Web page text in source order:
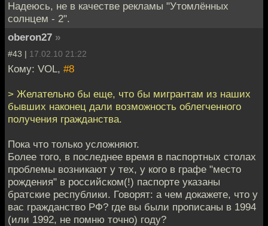
Надеюсь, не в качестве рекламы "Утомлённых
солнцем - 2".
oberon27 »
#43 | 17.02.10 21:22
Кому: VOL, #8
> Желательно бы еще, что бы мигрантам из наших
бывших наконец дали возможность облегченного
получения гражданства.
Пока что только усложняют.
Более того, в последнее время в паспортных столах
проблемы возникают у тех, у кого в графе "место
рождения" в российском(!) паспорте указаны
братские республики. Говорят: а чем докажете, что у
вас гражданство РФ? где вы были прописаны в 1994
(или 1992, не помню точно) году?